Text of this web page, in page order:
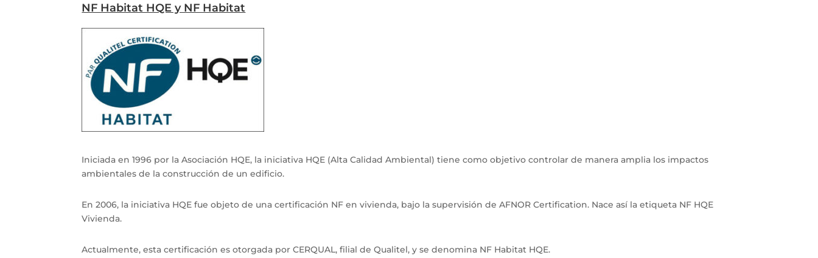
NF Habitat HQE y NF Habitat
Iniciada en 1996 por la Asociación HQE, la iniciativa HQE (Alta Calidad Ambiental) tiene como objetivo controlar de manera amplia los impactos
ambientales de la construcción de un edificio.
En 2006, la iniciativa HQE fue objeto de una certificación NF en vivienda, bajo la supervisión de AFNOR Certification. Nace así la etiqueta NF HQE
Vivienda.
Actualmente, esta certificación es otorgada por CERQUAL, filial de Qualitel, y se denomina NF Habitat HQE.